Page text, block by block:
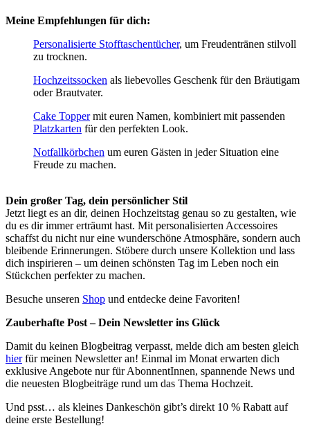
Meine Empfehlungen für dich:
Personalisierte Stofftaschentücher, um Freudentränen stilvoll
zu trocknen.
Hochzeitssocken als liebevolles Geschenk für den Bräutigam
oder Brautvater.
Cake Toppermit euren Namen, kombiniert mit passenden
Platzkarten für den perfekten Look.
Notfallkörbchen um euren Gästen in jeder Situation eine
Freude zu machen.
Dein großer Tag, dein persönlicher Stil
Jetzt liegt es an dir, deinen Hochzeitstag genau so zu gestalten, wie
du es dir immer erträumt hast. Mit personalisierten Accessoires
schaffst du nicht nur eine wunderschöne Atmosphäre, sondern auch
bleibende Erinnerungen. Stöbere durch unsere Kollektion und lass
dich inspirieren – um deinen schönsten Tag im Leben noch ein
Stückchen perfekter zu machen.
Besuche unseren Shop und entdecke deine Favoriten!
Zauberhafte Post – Dein Newsletter ins Glück
Damit du keinen Blogbeitrag verpasst, melde dich am besten gleich
hierfür meinen Newsletter an! Einmal im Monat erwarten dich
exklusive Angebote nur für AbonnentInnen, spannende News und
die neuesten Blogbeiträge rund um das Thema Hochzeit.
Und psst… als kleines Dankeschön gibt’s direkt 10 % Rabatt auf
deine erste Bestellung!